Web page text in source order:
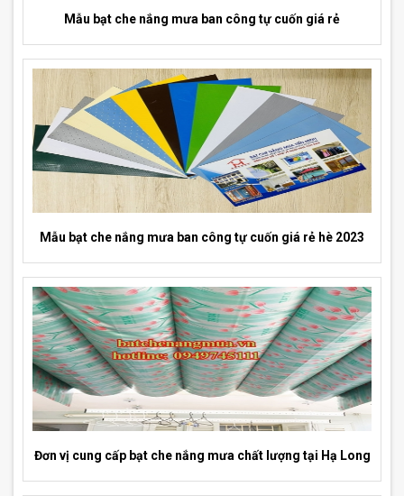
Mẫu bạt che nắng mưa ban công tự cuốn giá rẻ
Mẫu bạt che nắng mưa ban công tự cuốn giá rẻ hè 2023
Đơn vị cung cấp bạt che nắng mưa chất lượng tại Hạ Long